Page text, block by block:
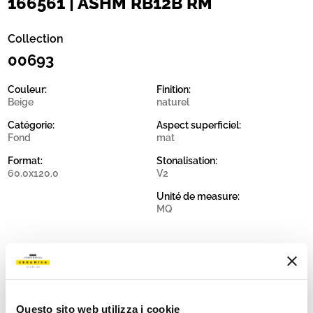
Questo sito web utilizza i cookie
Collection
00693
Couleur:
Beige
Catégorie:
Fond
Format:
60.0x120.0
Finition:
naturel
Aspect superficiel:
mat
Stonalisation:
V2
Unité de measure:
MQ